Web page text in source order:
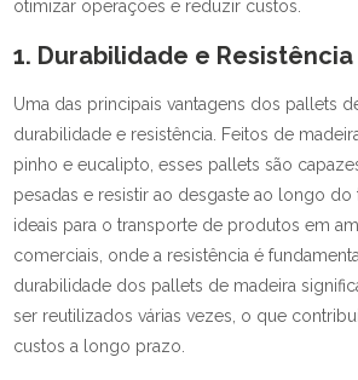
otimizar operações e reduzir custos.
1. Durabilidade e Resistência
Uma das principais vantagens dos pallets
durabilidade e resistência. Feitos de
pinho e eucalipto, esses pallets são
pesadas e resistir ao desgaste ao longo
ideais para o transporte de produtos em
comerciais, onde a resistência é
durabilidade dos pallets de madeira
ser reutilizados várias vezes, o que
custos a longo prazo.